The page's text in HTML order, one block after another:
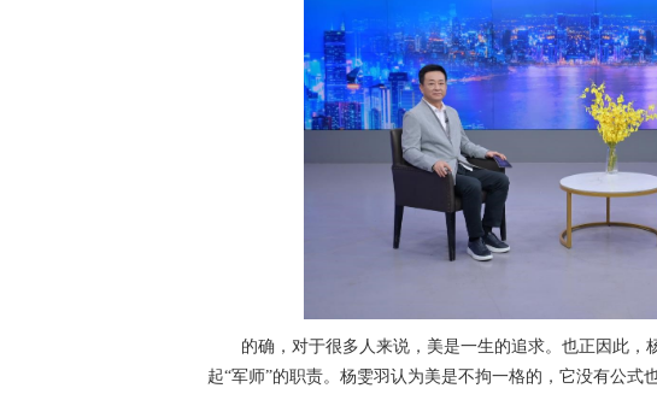
的确，对于很多人来说，美是一生的追求。也正因此，
起“军师”的职责。杨雯羽认为美是不拘一格的，它没有公式